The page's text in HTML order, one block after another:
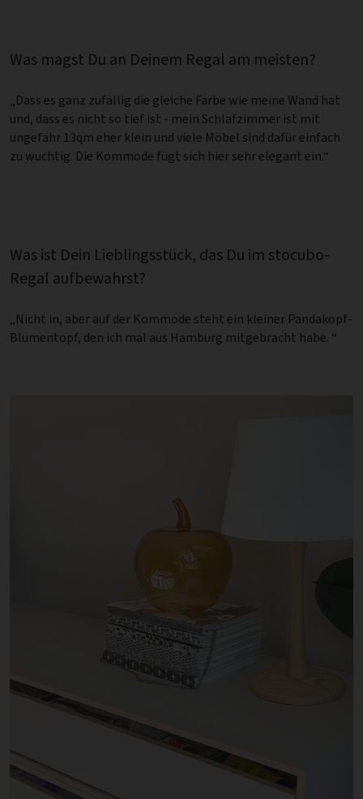
Was magst Du an Deinem Regal am meisten?
„Dass es ganz zufällig die gleiche Farbe wie meine Wand hat
und, dass es nicht so tief ist - mein Schlafzimmer ist mit
ungefähr 13qm eher klein und viele Möbel sind dafür einfach
zu wuchtig. Die Kommode fügt sich hier sehr elegant ein.“
Was ist Dein Lieblingsstück, das Du im stocubo-
Regal aufbewahrst?
„Nicht in, aber auf der Kommode steht ein kleiner Pandakopf-
Blumentopf, den ich mal aus Hamburg mitgebracht habe. “